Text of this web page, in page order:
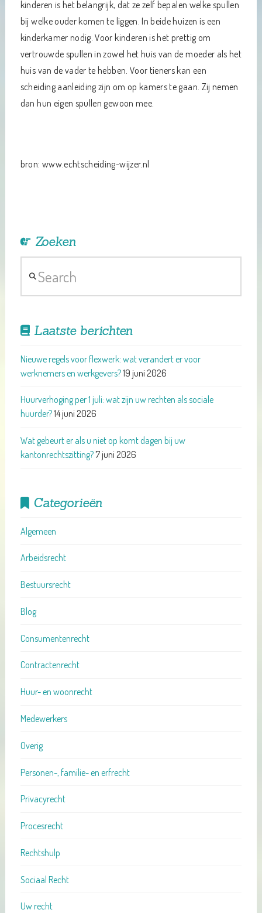
kinderen is het belangrijk, dat ze zelf bepalen welke spullen
bij welke ouder komen te liggen. In beide huizen is een
kinderkamer nodig. Voor kinderen is het prettig om
vertrouwde spullen in zowel het huis van de moeder als het
huis van de vader te hebben. Voor tieners kan een
scheiding aanleiding zijn om op kamers te gaan. Zij nemen
dan hun eigen spullen gewoon mee.
bron: www.echtscheiding-wijzer.nl
Zoeken
Laatste berichten
Nieuwe regels voor flexwerk: wat verandert er voor
werknemers en werkgevers?19 juni 2026
Huurverhoging per 1 juli: wat zijn uw rechten als sociale
huurder?14 juni 2026
Wat gebeurt er als u niet op komt dagen bij uw
kantonrechtszitting?7 juni 2026
Categorieën
Algemeen
Arbeidsrecht
Bestuursrecht
Blog
Consumentenrecht
Contractenrecht
Huur- en woonrecht
Medewerkers
Overig
Personen-, familie- en erfrecht
Privacyrecht
Procesrecht
Rechtshulp
Sociaal Recht
Uw recht